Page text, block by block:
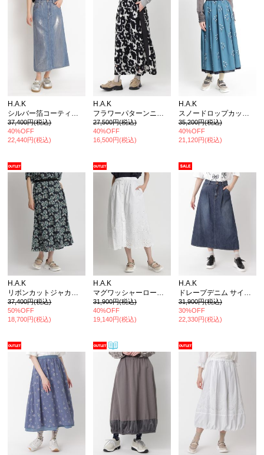
H.A.K
37,400円(税込)
40%OFF
22,440円(税込)
H.A.K
27,500円(税込)
40%OFF
16,500円(税込)
H.A.K
35,200円(税込)
40%OFF
21,120円(税込)
H.A.K
リボンカットジャカードギャザースカート(裏地付き)
37,400円(税込)
50%OFF
18,700円(税込)
H.A.K
マグワッシャーローンモチーフコンビネーションボーラーレーススカート(裏地付き)
31,900円(税込)
40%OFF
19,140円(税込)
H.A.K
ドレープデニム サイドストーンモチーフロングスカート
31,900円(税込)
30%OFF
22,330円(税込)